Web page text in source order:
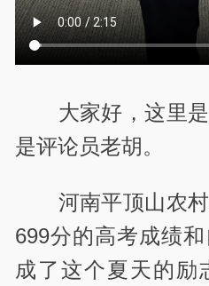
大家好，这里
是评论员老胡。
河南平顶山农
699分的高考成绩
成了这个夏天的励